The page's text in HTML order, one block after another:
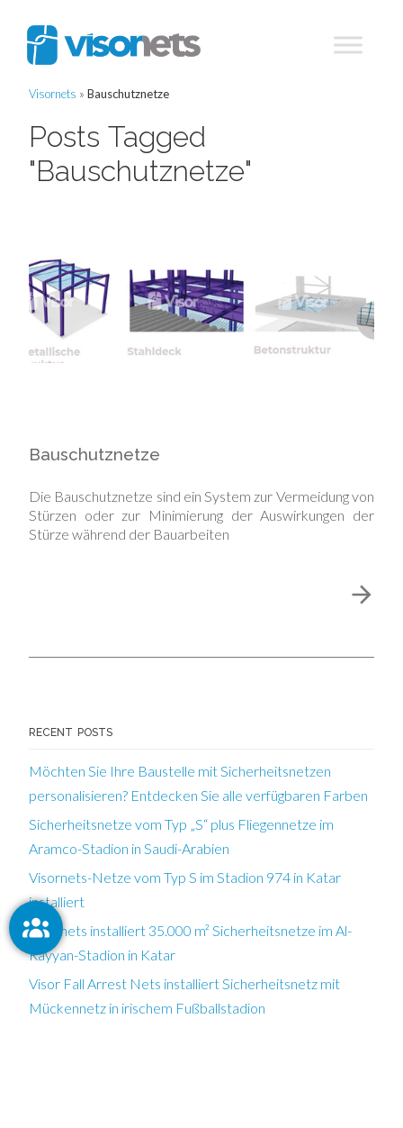
Visornets » Bauschutznetze
Posts Tagged
"Bauschutznetze"
Bauschutznetze
Die Bauschutznetze sind ein System zur Vermeidung von
Stürzen oder zur Minimierung der Auswirkungen der
Stürze während der Bauarbeiten
RECENT POSTS
Möchten Sie Ihre Baustelle mit Sicherheitsnetzen
personalisieren? Entdecken Sie alle verfügbaren Farben
Sicherheitsnetze vom Typ „S“ plus Fliegennetze im
Aramco-Stadion in Saudi-Arabien
Visornets-Netze vom Typ S im Stadion 974 in Katar
installiert
Visornets installiert 35.000 m² Sicherheitsnetze im Al-
Rayyan-Stadion in Katar
Visor Fall Arrest Nets installiert Sicherheitsnetz mit
Mückennetz in irischem Fußballstadion